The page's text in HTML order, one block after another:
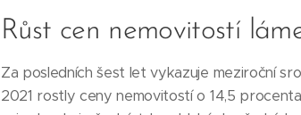
Růst cen nemovitostí
Za posledních šest let vykazuje meziroční
2021 rostly ceny nemovitostí o 14,5